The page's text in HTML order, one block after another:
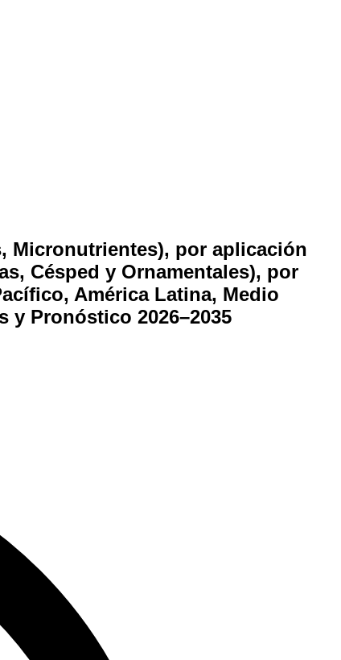
Micronutrientes), por aplicación
Césped y Ornamentales), por
América Latina, Medio
Pronóstico 2026–2035